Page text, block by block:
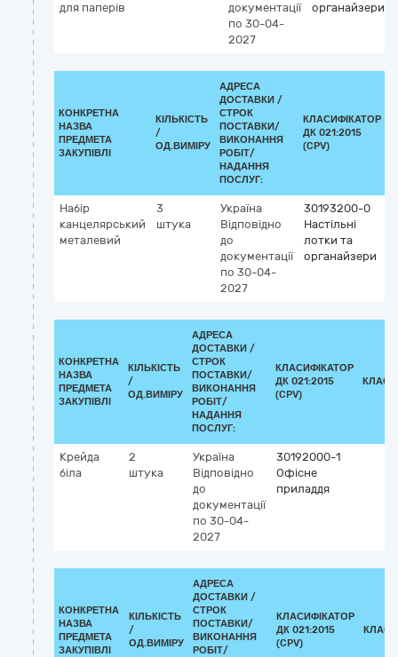
для паперів
документації
по 30-04-
2027
органайзери
КОНКРЕТНА
НАЗВА
ПРЕДМЕТА
ЗАКУПІВЛІ
КІЛЬКІСТЬ
/
ОД.ВИМІРУ
АДРЕСА
ДОСТАВКИ /
СТРОК
ПОСТАВКИ/
ВИКОНАННЯ
РОБІТ/
НАДАННЯ
ПОСЛУГ:
КЛАСИФІКАТОР
ДК 021:2015
(CPV)
Набір
канцелярський
металевий
3
штука
Україна
Відповідно
до
документації
по 30-04-
2027
30193200-0
Настільні
лотки та
органайзери
КОНКРЕТНА
НАЗВА
ПРЕДМЕТА
ЗАКУПІВЛІ
КІЛЬКІСТЬ
/
ОД.ВИМІРУ
АДРЕСА
ДОСТАВКИ /
СТРОК
ПОСТАВКИ/
ВИКОНАННЯ
РОБІТ/
НАДАННЯ
ПОСЛУГ:
КЛАСИФІКАТОР
ДК 021:2015
(CPV)
Крейда
біла
2
штука
Україна
Відповідно
до
документації
по 30-04-
2027
30192000-1
Офісне
приладдя
КОНКРЕТНА
НАЗВА
ПРЕДМЕТА
ЗАКУПІВЛІ
КІЛЬКІСТЬ
/
ОД.ВИМІРУ
АДРЕСА
ДОСТАВКИ /
СТРОК
ПОСТАВКИ/
ВИКОНАННЯ
РОБІТ/
КЛАСИФІКАТОР
ДК 021:2015
(CPV)